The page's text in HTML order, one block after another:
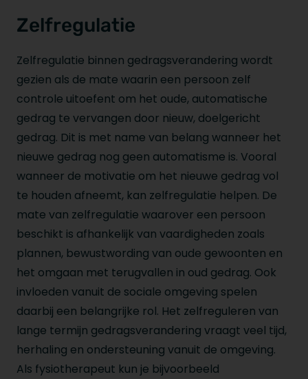
Zelfregulatie
Zelfregulatie binnen gedragsverandering wordt
gezien als de mate waarin een persoon zelf
controle uitoefent om het oude, automatische
gedrag te vervangen door nieuw, doelgericht
gedrag. Dit is met name van belang wanneer het
nieuwe gedrag nog geen automatisme is. Vooral
wanneer de motivatie om het nieuwe gedrag vol
te houden afneemt, kan zelfregulatie helpen. De
mate van zelfregulatie waarover een persoon
beschikt is afhankelijk van vaardigheden zoals
plannen, bewustwording van oude gewoonten en
het omgaan met terugvallen in oud gedrag. Ook
invloeden vanuit de sociale omgeving spelen
daarbij een belangrijke rol. Het zelfreguleren van
lange termijn gedragsverandering vraagt veel tijd,
herhaling en ondersteuning vanuit de omgeving.
Als fysiotherapeut kun je bijvoorbeeld